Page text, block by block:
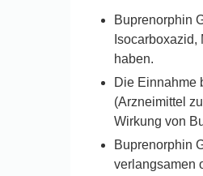
Buprenorphin
haben.
Die Einnahme
(Arzneimittel
Wirkung von
Buprenorphin
verlangsamen